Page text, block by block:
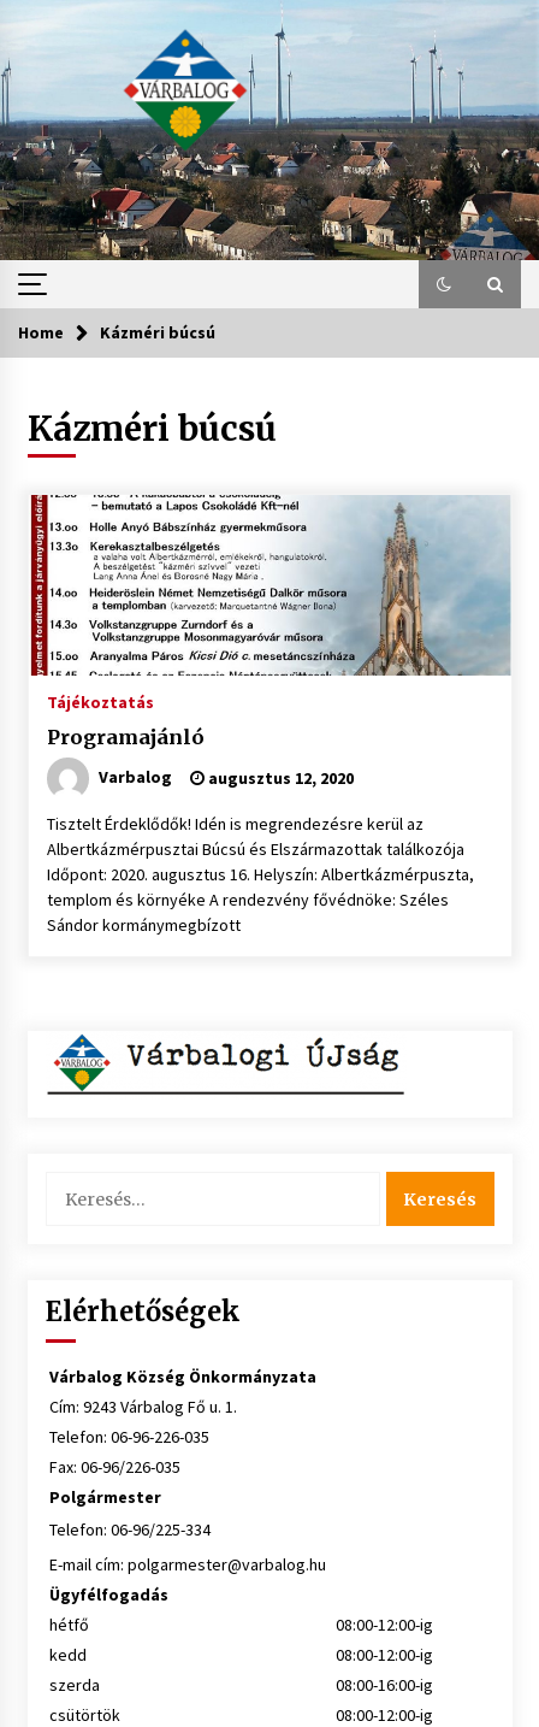
content
Home Kázméri búcsú
Kázméri búcsú
Tájékoztatás
Programajánló
Varbalog augusztus 12, 2020
Tisztelt Érdeklődők! Idén is megrendezésre kerül az
Albertkázmérpusztai Búcsú és Elszármazottak találkozója
Időpont: 2020. augusztus 16. Helyszín: Albertkázmérpuszta,
templom és környéke A rendezvény fővédnöke: Széles
Sándor kormánymegbízott
Elérhetőségek
Várbalog Község Önkormányzata
Cím: 9243 Várbalog Fő u. 1.
Telefon: 06-96-226-035
Fax: 06-96/226-035
Polgármester
Telefon: 06-96/225-334
E-mail cím: polgarmester@varbalog.hu
Ügyfélfogadás
hétfő
08:00-12:00-ig
kedd
08:00-12:00-ig
szerda
08:00-16:00-ig
csütörtök
08:00-12:00-ig